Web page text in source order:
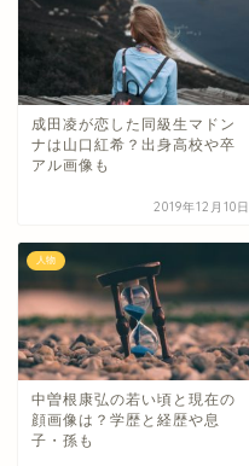
成田凌が恋した同級生マドン
ナは山口紅希？出身高校や卒
アル画像も
2019年12月10日
人物
中曽根康弘の若い頃と現在の
顔画像は？学歴と経歴や息
子・孫も